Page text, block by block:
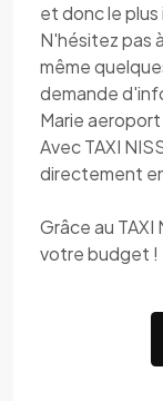
et donc le
N'hésitez pas
même
demande
Marie
Avec TAXI
directement
Grâce au TAXI
votre budget !